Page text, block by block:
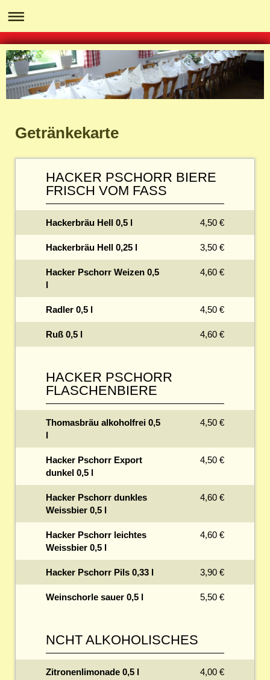
Getränkekarte
HACKER PSCHORR BIERE
FRISCH VOM FASS
Hackerbräu Hell 0,5 l 4,50 €
Hackerbräu Hell 0,25 l 3,50 €
Hacker Pschorr Weizen 0,5
l
4,60 €
Radler 0,5 l 4,50 €
Ruß 0,5 l 4,60 €
HACKER PSCHORR
FLASCHENBIERE
Thomasbräu alkoholfrei 0,5
l
4,50 €
Hacker Pschorr Export
dunkel 0,5 l
4,50 €
Hacker Pschorr dunkles
Weissbier 0,5 l
4,60 €
Hacker Pschorr leichtes
Weissbier 0,5 l
4,60 €
Hacker Pschorr Pils 0,33 l 3,90 €
Weinschorle sauer 0,5 l 5,50 €
NCHT ALKOHOLISCHES
Zitronenlimonade 0,5 l 4,00 €